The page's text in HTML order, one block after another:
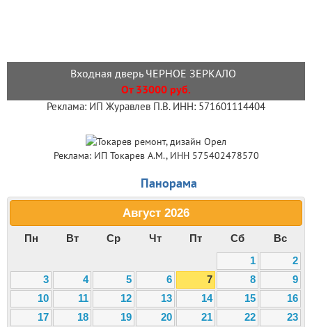
Входная дверь ЧЕРНОЕ ЗЕРКАЛО
От 33000 руб.
Реклама: ИП Журавлев П.В. ИНН: 571601114404
Реклама: ИП Токарев А.М., ИНН 575402478570
Панорама
Август 2026
Пн Вт Ср Чт Пт Сб
Вс
1
2
3
4 5 6 7 8
9
10
11 12 13 14 15
16
17
18 19 20 21 22
23